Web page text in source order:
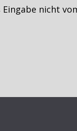
nicht